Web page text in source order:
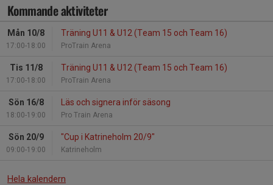
Kommande aktiviteter
Mån 10/8
17:00-18:00
Träning U11 & U12 (Team 15 och Team 16)
ProTrain Arena
Tis 11/8
17:00-18:00
Träning U11 & U12 (Team 15 och Team 16)
ProTrain Arena
Sön 16/8
18:00-19:00
Läs och signera inför säsong
Pro Train Arena
Sön 20/9
09:00-19:00
"Cup i Katrineholm 20/9"
Katrineholm
Hela kalendern